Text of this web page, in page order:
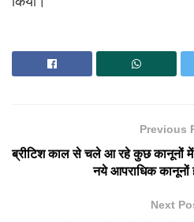
Previous
ब्रीटिश काल से चले आ रहे कुछ कानूनों
नये आपराधिक कानूनों
Next